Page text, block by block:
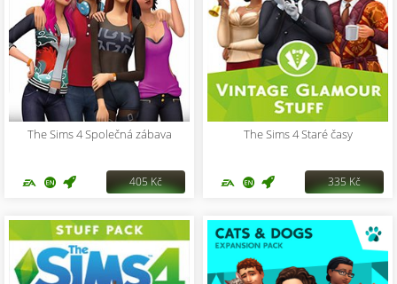
The Sims 4 Společná zábava
405 Kč
The Sims 4 Staré časy
335 Kč